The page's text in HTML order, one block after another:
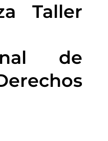
Taller
de